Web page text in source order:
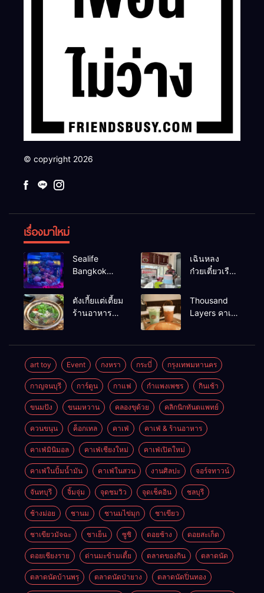
© copyright 2026
เรื่องมาใหม่
Sealife
Bangkok
แบงค์คอก
เฉินหลง
ก๋วยเตี๋ยวเรือ
อร่อยร้านดัง
หาดใหญ่
ตังเกี้ยแต่เตี้ยม
ร้านอาหาร
Thousand
Layers คาเฟ่
art toy Event กงหรา กระบี่ กรุงเทพมหานคร
กาญจนบุรี การ์ตูน กาแฟ กำแพงเพชร กินเช้า
ขนมปัง ขนมหวาน คลองขุด้วย คลิกนิกทันตแพทย์
ควนขนุน ค็อกเทล คาเฟ่ คาเฟ่ & ร้านอาหาร
คาเฟ่มินิมอล คาเฟ่เชียงใหม่ คาเฟ่เปิดใหม่
คาเฟ่ในปั้มน้ำมัน คาเฟ่ในสวน งานศิลปะ จอร์จทาวน์
จันทบุรี จิ้มจุ่ม จุดชมวิว จุดเช็คอิน ชลบุรี
ช้างม่อย ชานม ชานมไข่มุก ชาเขียว
ชาเขียวมัจฉะ ชาเย็น ซูชิ ดอยช้าง ดอยสะเก็ด
ดอยเชียงราย ด่านมะข้ามเตี้ย ตลาดของกิน ตลาดนัด
ตลาดนัดบ้านพรุ ตลาดนัดป่ายาง ตลาดนัดปิ่นทอง